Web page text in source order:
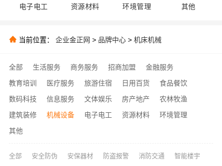
电子电工 资源材料 环境管理 其他
当前位置： 企业金正网 > 品牌中心 > 机床机械
全部 生活服务 商务服务 招商加盟
金融服务
教育培训
医疗服务 旅游住宿 日用百货
食品餐饮
数码科技
信息服务 文体娱乐 房产地产
农林牧渔
建筑装修
机械设备 电子电工 资源材料
环境管理
其他
全部 安全防伪 安保器材 防盗报警 消防交通 智能楼宇